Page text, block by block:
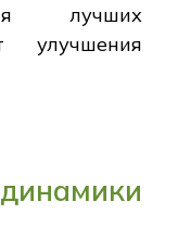
лучших
улучшения